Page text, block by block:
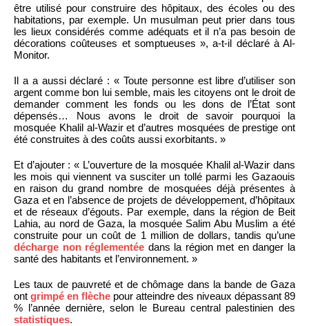
être utilisé pour construire des hôpitaux, des écoles ou des
habitations, par exemple. Un musulman peut prier dans tous
les lieux considérés comme adéquats et il n’a pas besoin de
décorations coûteuses et somptueuses », a-t-il déclaré à Al-
Monitor.
Il a a aussi déclaré : « Toute personne est libre d’utiliser son
argent comme bon lui semble, mais les citoyens ont le droit de
demander comment les fonds ou les dons de l’État sont
dépensés… Nous avons le droit de savoir pourquoi la
mosquée Khalil al-Wazir et d’autres mosquées de prestige ont
été construites à des coûts aussi exorbitants. »
Et d’ajouter : « L’ouverture de la mosquée Khalil al-Wazir dans
les mois qui viennent va susciter un tollé parmi les Gazaouis
en raison du grand nombre de mosquées déjà présentes à
Gaza et en l’absence de projets de développement, d’hôpitaux
et de réseaux d’égouts. Par exemple, dans la région de Beit
Lahia, au nord de Gaza, la mosquée Salim Abu Muslim a été
construite pour un coût de 1 million de dollars, tandis qu’une
décharge non réglementée dans la région met en danger la
santé des habitants et l’environnement. »
Les taux de pauvreté et de chômage dans la bande de Gaza
ont grimpé en flèche pour atteindre des niveaux dépassant 89
% l’année dernière, selon le Bureau central palestinien des
statistiques.